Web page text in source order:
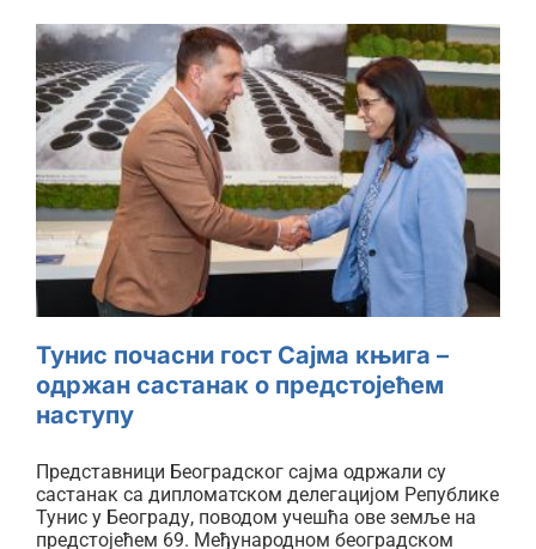
Тунис почасни гост Сајма
књига – одржан састанак о
предстојећем наступу
Тунис почасни гост Сајма књига –
одржан састанак о предстојећем
наступу
Представници Београдског сајма одржали су
састанак са дипломатском делегацијом Републике
Тунис у Београду, поводом учешћа ове земље на
предстојећем 69. Међународном београдском